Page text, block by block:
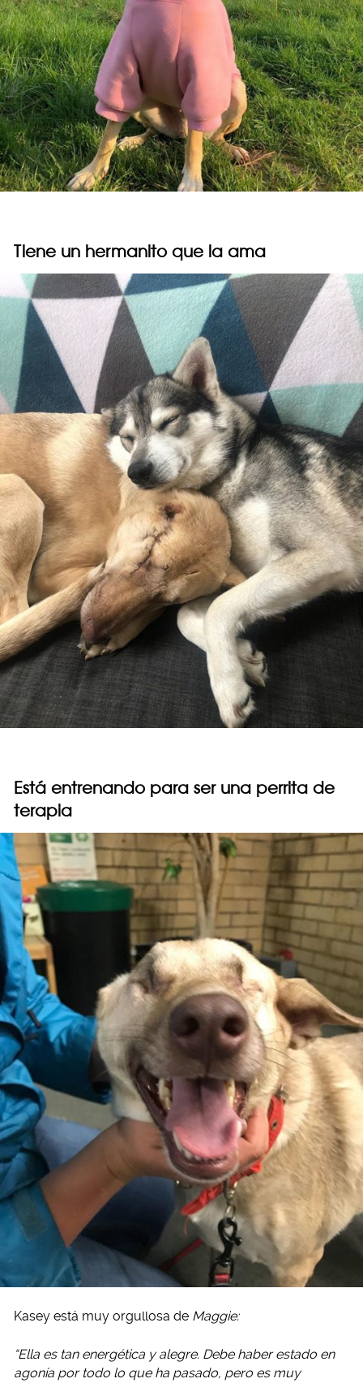
Tiene un hermanito que la ama
Está entrenando para ser una perrita de
terapia
Kasey está muy orgullosa de Maggie:
“Ella es tan energética y alegre. Debe haber estado en
agonía por todo lo que ha pasado, pero es muy